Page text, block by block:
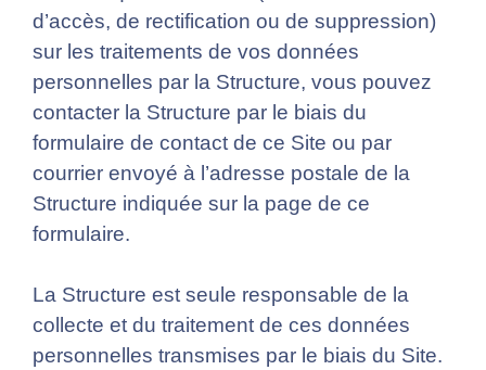
d’accès, de rectification ou de suppression)
sur les traitements de vos données
personnelles par la Structure, vous pouvez
contacter la Structure par le biais du
formulaire de contact de ce Site ou par
courrier envoyé à l’adresse postale de la
Structure indiquée sur la page de ce
formulaire.
La Structure est seule responsable de la
collecte et du traitement de ces données
personnelles transmises par le biais du Site.